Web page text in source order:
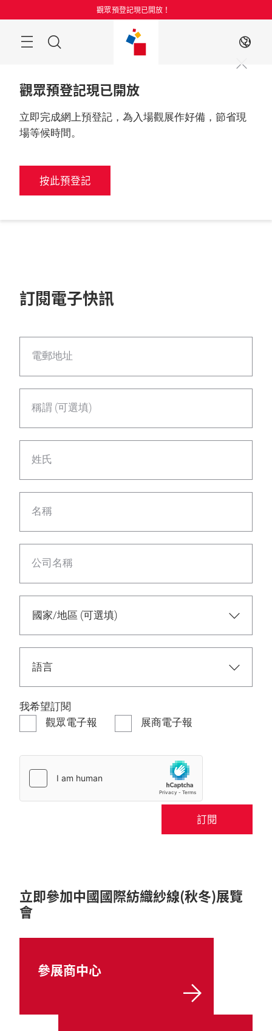
過
觀眾預登記現已開放！
目
ZH
觀眾預登記現已開放
立即完成網上預登記，為入場觀展作好備，節省現
場等候時間。
按此預登記
訂閱電子快訊
電郵地址
稱謂 (可選填)
姓氏
名稱
公司名稱
我希望訂閱
觀眾電子報
展商電子報
訂閱
立即參加中國國際紡織紗線(秋冬)展覽
會
參展商中心